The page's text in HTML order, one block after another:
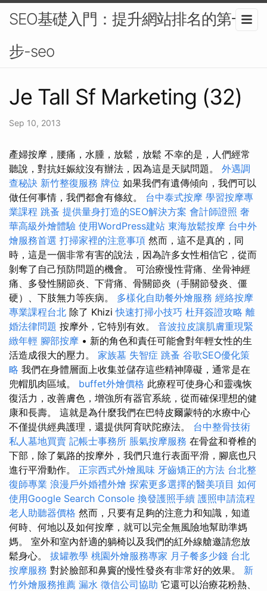
SEO基礎入門：提升網站排名的第一
步-seo
Je Tall Sf Marketing (32)
Sep 10, 2013
產婦按摩，腰痛，水腫，放鬆，放鬆 不幸的是，人們經常
聽說，對抗妊娠紋沒有辦法，因為這是天賦問題。 外遇調
查秘訣 新竹整復服務 牌位 如果我們有遺傳傾向，我們可以
做任何事情，我們都會有條紋。 台中泰式按摩 學習按摩專
業課程 跳蚤 提供量身打造的SEO解決方案 會計師證照 奢
華高級外燴體驗 使用WordPress建站 東海放鬆按摩 台中外
燴服務首選 打掃家裡的注意事項 然而，這不是真的，同
時，這是一個非常有害的說法，因為許多女性相信它，從而
剝奪了自己預防問題的機會。 可治療慢性背痛、坐骨神經
痛、多發性關節炎、下背痛、骨關節炎（手關節發炎、僵
硬）、下肢無力等疾病。 多樣化自助餐外燴服務 經絡按摩
專業課程台北 除了 Khizi快速打掃小技巧 杜拜簽證攻略 離
婚法律問題 按摩外，它特別有效。 音波拉皮讓肌膚重現緊
緻年輕 腳部按摩 • 新的角色和責任可能會對年輕女性的生
活造成很大的壓力。 家族墓 失智症 跳蚤 谷歌SEO優化策
略 我們在身體層面上收集並儲存這些精神障礙，通常是在
兜帽肌肉區域。 buffet外燴價格 此療程可使身心和靈魂恢
復活力，改善膚色，增強所有器官系統，從而確保理想的健
康和長壽。 這就是為什麼我們在巴特皮爾蒙特的水療中心
不僅提供經典護理，還提供阿育吠陀療法。 台中整骨技術
私人墓地買賣 記帳士事務所 脹氣按摩服務 在骨盆和脊椎的
下部，除了氣路的按摩外，我們只進行表面平滑，腳底也只
進行平滑動作。 正宗西式外燴風味 牙齒矯正的方法 台北整
復師專業 浪漫戶外婚禮外燴 探索更多選擇的醫美項目 如何
使用Google Search Console 換發護照手續 護照申請流程
老人助聽器價格 然而，只要有足夠的注意力和知識，知道
何時、何地以及如何按摩，就可以完全無風險地幫助準媽
媽。 室外和室內舒適的躺椅以及我們的紅外線艙邀請您放
鬆身心。 拔罐教學 桃園外燴服務專家 月子餐多少錢 台北
按摩服務 對於臉部和鼻竇的慢性發炎有非常好的效果。 新
竹外燴服務推薦 漏水 徵信公司協助 它還可以治療花粉熱、